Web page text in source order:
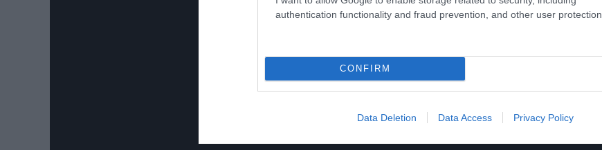
authentication functionality and fraud prevention, and other user protection.
CONFIRM
Data Deletion Data Access Privacy Policy